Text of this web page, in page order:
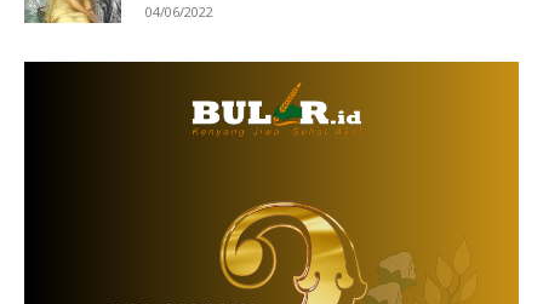
04/06/2022